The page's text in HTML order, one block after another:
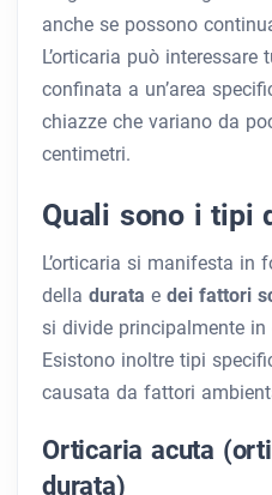
anche se possono
L’orticaria può
confinata a un’area
chiazze che variano da
centimetri.
Quali sono i tipi
L’orticaria si manifesta in
della durata e dei fattori
si divide principalmente in
Esistono inoltre tipi
causata da fattori
Orticaria acuta
durata)